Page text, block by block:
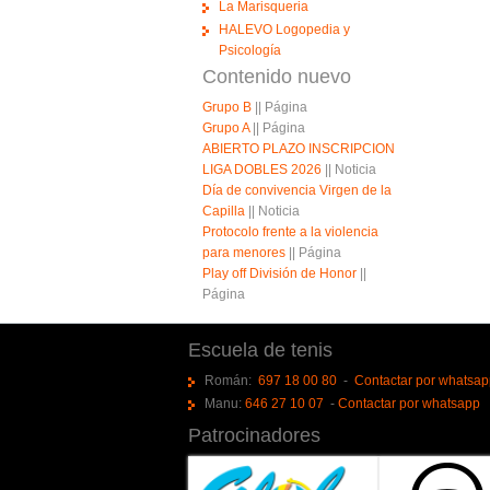
La Marisqueria
HALEVO Logopedia y
Psicología
Contenido nuevo
Grupo B
Página
Grupo A
Página
ABIERTO PLAZO INSCRIPCION
LIGA DOBLES 2026
Noticia
Día de convivencia Virgen de la
Capilla
Noticia
Protocolo frente a la violencia
para menores
Página
Play off División de Honor
Página
Escuela de tenis
Román: 697 18 00 80 - Contactar por
Manu: 646 27 10 07 - Contactar por whatsapp
Patrocinadores